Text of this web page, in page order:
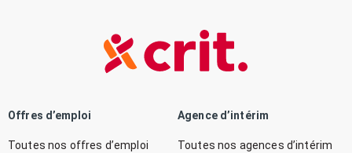
Offres d’emploi
Toutes nos offres d’emploi
Agence d’intérim
Toutes nos agences d’intérim